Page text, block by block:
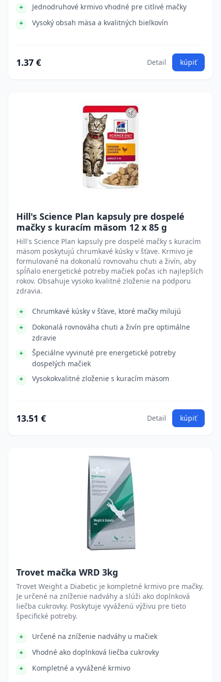
Jednodruhové krmivo vhodné pre citlivé mačky
Vysoký obsah mäsa a kvalitných bielkovín
1.37 € Detail kúpiť
Hill's Science Plan kapsuly pre dospelé
mačky s kuracím mäsom 12 x 85 g
Hill's Science Plan kapsuly pre dospelé mačky s kuracím
mäsom poskytujú chrumkavé kúsky v šťave. Krmivo je
formulované na dokonalú rovnovahu chuti a živín, aby
spĺňalo energetické potreby mačiek počas ich najlepších
rokov. Obsahuje vysoko kvalitné zloženie na podporu
zdravia.
Chrumkavé kúsky v šťave, ktoré mačky milujú
Dokonalá rovnováha chuti a živín pre optimálne
zdravie
Špeciálne vyvinuté pre energetické potreby
dospelých mačiek
Vysokokvalitné zloženie s kuracím mäsom
13.51 € Detail kúpiť
Trovet mačka WRD 3kg
Trovet Weight a Diabetic je kompletné krmivo pre mačky.
Je určené na zníženie nadváhy a slúži ako doplnková
liečba cukrovky. Poskytuje vyváženú výživu pre tieto
špecifické potreby.
Určené na zníženie nadváhy u mačiek
Vhodné ako doplnková liečba cukrovky
Kompletné a vyvážené krmivo